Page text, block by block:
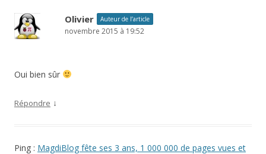
Olivier Auteur de l’article
novembre 2015 à 19:52
Oui bien sûr
Répondre ↓
Ping : MagdiBlog fête ses 3 ans, 1 000 000 de pages vues et